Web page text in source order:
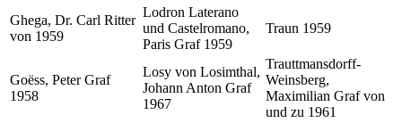
Ghega, Dr. Carl Ritter
von 1959
Lodron Laterano
und Castelromano,
Paris Graf 1959
Traun 1959
Goëss, Peter Graf
1958
Losy von Losimthal,
Johann Anton Graf
1967
Trauttmansdorff-
Weinsberg,
Maximilian Graf von
und zu 1961